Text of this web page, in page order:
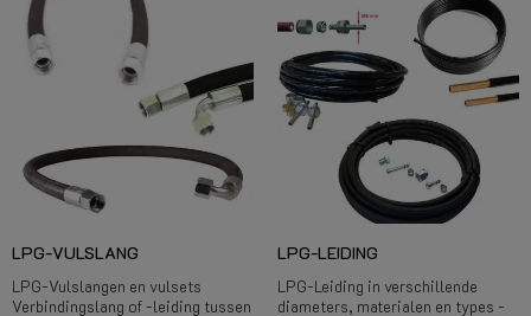
LPG-VULSLANG
LPG-Vulslangen en vulsets
Verbindingslang of -leiding tussen
LPG-LEIDING
LPG-Leiding in verschillende
diameters, materialen en types -